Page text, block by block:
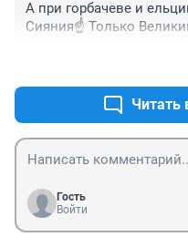
А при горбачеве и
Сияния☝️ Только
Читать
Гость
Войти